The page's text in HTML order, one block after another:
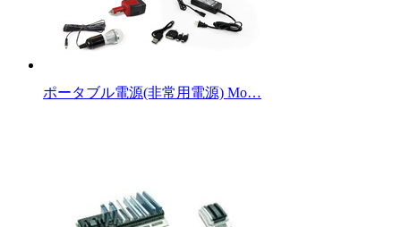
ポータブル電源(非常用電源) Mo…